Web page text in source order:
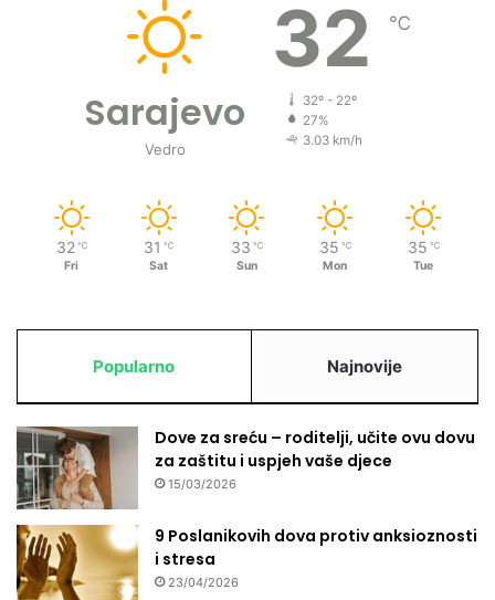
Sarajevo
Vedro
32 ℃
32º - 22º
27%
3.03 km/h
32 ℃
Fri
31 ℃
Sat
33 ℃
Sun
35 ℃
Mon
35 ℃
Tue
Popularno Najnovije
Dove za sreću – roditelji, učite ovu dovu
za zaštitu i uspjeh vaše djece
15/03/2026
9 Poslanikovih dova protiv anksioznosti
i stresa
23/04/2026